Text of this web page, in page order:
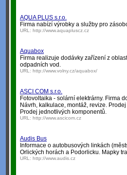
AQUA PLUS s.r.o.
Firma nabízí výrobky a služby pro
URL: http://www.aquapluscz.cz
Aquabox
Firma realizuje dodávky zařízení z
odpadních vod.
URL: http://www.volny.cz/aquabox/
ASCI COM s.r.o.
Fotovoltaika - solární elektrárny. Firma
Návrh, kalkulace, montáž, revize.
Prodej jednotlivých komponentů.
URL: http://www.ascicom.cz
Audis Bus
Informace o autobusových linkách
Orlických horách a Podorlicku. Mapky
URL: http://www.audis.cz